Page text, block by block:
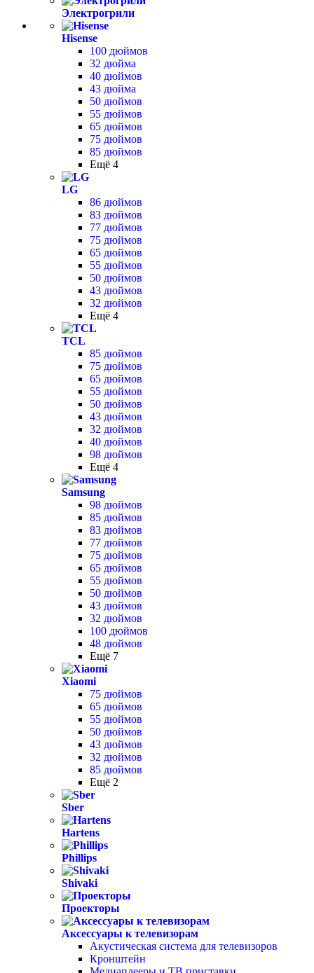
Электрогрили
Hisense
100 дюймов
32 дюйма
40 дюймов
43 дюйма
50 дюймов
55 дюймов
65 дюймов
75 дюймов
85 дюймов
Ещё 4
LG
86 дюймов
83 дюймов
77 дюймов
75 дюймов
65 дюймов
55 дюймов
50 дюймов
43 дюймов
32 дюймов
Ещё 4
TCL
85 дюймов
75 дюймов
65 дюймов
55 дюймов
50 дюймов
43 дюймов
32 дюймов
40 дюймов
98 дюймов
Ещё 4
Samsung
98 дюймов
85 дюймов
83 дюймов
77 дюймов
75 дюймов
65 дюймов
55 дюймов
50 дюймов
43 дюймов
32 дюймов
100 дюймов
48 дюймов
Ещё 7
Xiaomi
75 дюймов
65 дюймов
55 дюймов
50 дюймов
43 дюймов
32 дюймов
85 дюймов
Ещё 2
Sber
Hartens
Phillips
Shivaki
Проекторы
Аксессуары к телевизорам
Акустическая система для телевизоров
Кронштейн